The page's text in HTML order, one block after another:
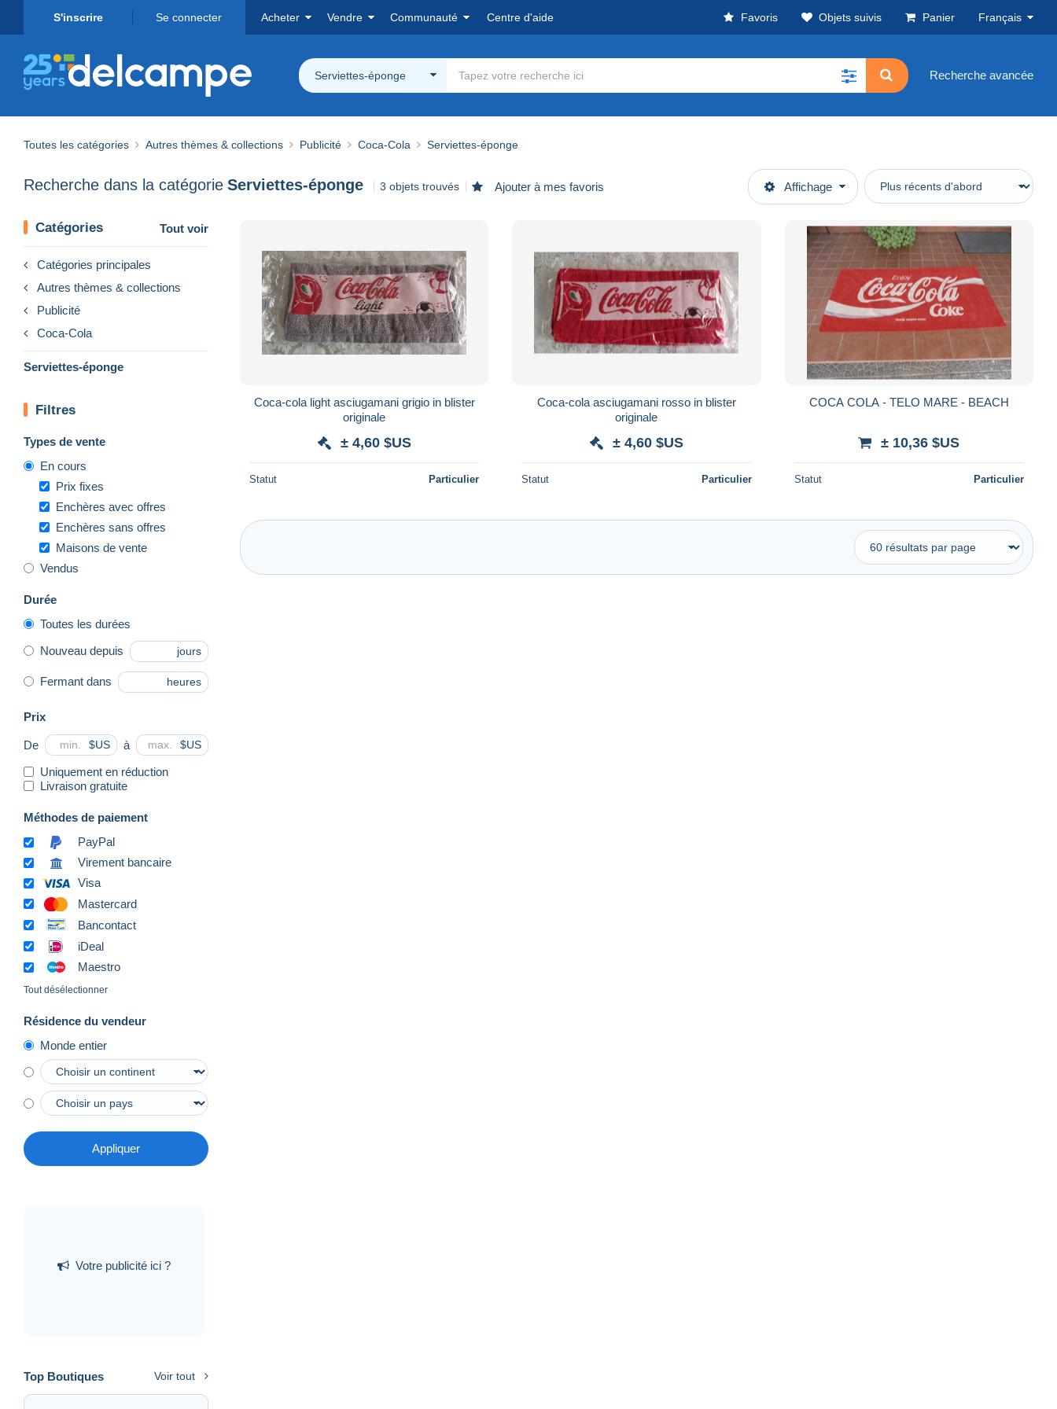
S'inscrire Se connecter Acheter Vendre Communauté Centre d'aide Favoris Objets suivis Panier Français
Serviettes-éponge Recherche avancée
Toutes les catégories Autres thèmes & collections Publicité Coca-Cola Serviettes-éponge
Recherche dans la catégorie Serviettes-éponge 3 objets trouvés Ajouter à mes favoris Affichage
Catégories Tout voir
Catégories principales
Autres thèmes & collections
Publicité
Coca-Cola
Serviettes-éponge
Filtres
Types de vente
En cours
Prix fixes
Enchères avec offres
Enchères sans offres
Maisons de vente
Vendus
Durée
Toutes les durées
Nouveau depuis jours
Fermant dans heures
Prix
De $US à $US
Uniquement en réduction
Livraison gratuite
Méthodes de paiement
PayPal
Virement bancaire
Visa
Mastercard
Bancontact
iDeal
Maestro
Tout désélectionner
Résidence du vendeur
Monde entier
Appliquer
Votre publicité ici ?
Top Boutiques Voir tout
Coca-cola light asciugamani grigio in blister
originale
± 4,60 $US
Statut Particulier
Coca-cola asciugamani rosso in blister
originale
± 4,60 $US
Statut Particulier
COCA COLA - TELO MARE - BEACH
± 10,36 $US
Statut Particulier